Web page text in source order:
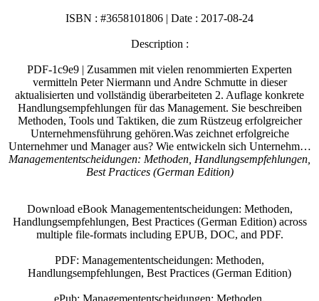
ISBN : #3658101806 | Date : 2017-08-24
Description :
PDF-1c9e9 | Zusammen mit vielen renommierten Experten
vermitteln Peter Niermann und Andre Schmutte in dieser
aktualisierten und vollständig überarbeiteten 2. Auflage konkrete
Handlungsempfehlungen für das Management. Sie beschreiben
Methoden, Tools und Taktiken, die zum Rüstzeug erfolgreicher
Unternehmensführung gehören.Was zeichnet erfolgreiche
Unternehmer und Manager aus? Wie entwickeln sich Unternehm…
Managemententscheidungen: Methoden, Handlungsempfehlungen,
Best Practices (German Edition)
Download eBook Managemententscheidungen: Methoden,
Handlungsempfehlungen, Best Practices (German Edition) across
multiple file-formats including EPUB, DOC, and PDF.
PDF: Managemententscheidungen: Methoden,
Handlungsempfehlungen, Best Practices (German Edition)